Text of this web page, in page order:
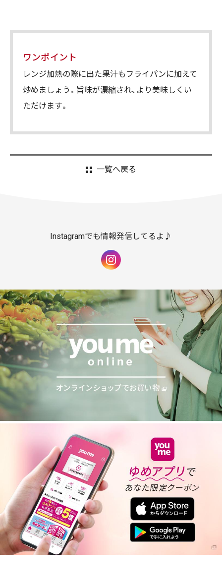
ワンポイント
レンジ加熱の際に出た果汁もフライパンに加えて
炒めましょう。旨味が濃縮され、より美味しくい
ただけます。
一覧へ戻る
Instagramでも情報発信してるよ♪